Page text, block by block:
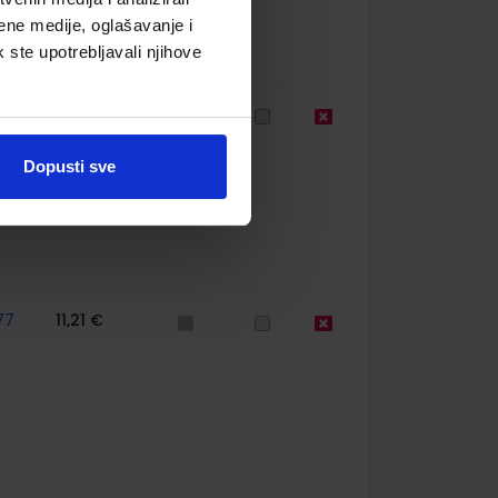
medije, oglašavanje i
ste upotrebljavali njihove
Dopusti sve
22,42 €
11,21 €